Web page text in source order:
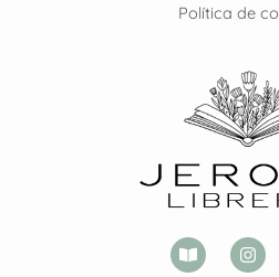
Política de
B
o
I
n